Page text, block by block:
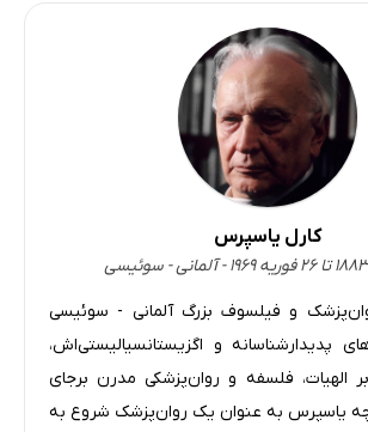
که فی‌نفسه درست هستند،
تقصیر اهمیت ندارند
کارل یاسپرس
و فیلسوف بزرگ آلمانی - سوئیسی
پدیدارشناسانه و اگزیستانسیالیستی‌اش،
الهیات، فلسفه و روان‌پزشکی مدرن برجای
یاسپرس به عنوان یک روان‌پزشک شروع به